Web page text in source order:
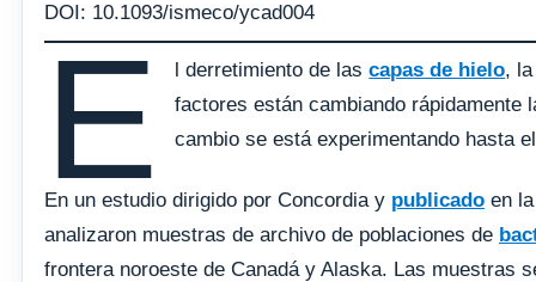
DOI: 10.1093/ismeco/ycad004
E l derretimiento de lascapas de hielo,
factores están cambiando rápidamente
cambio se está experimentando hasta
En un estudio dirigido por Concordia y publicado en
analizaron muestras de archivo de poblaciones de
frontera noroeste de Canadá y Alaska. Las muestras